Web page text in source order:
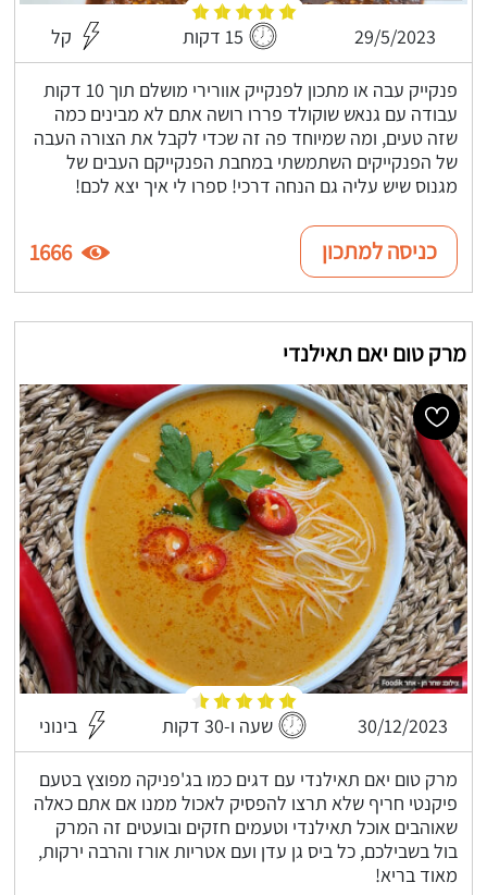
29/5/2023 15 דקות קל
פנקייק עבה או מתכון לפנקייק אוורירי מושלם תוך 10 דקות
עבודה עם גנאש שוקולד פררו רושה אתם לא מבינים כמה
שזה טעים, ומה שמיוחד פה זה שכדי לקבל את הצורה העבה
של הפנקייקים השתמשתי במחבת הפנקייקם העבים של
מגנוס שיש עליה גם הנחה דרכי! ספרו לי איך יצא לכם!
כניסה למתכון 1666
מרק טום יאם תאילנדי
30/12/2023 שעה ו-30 דקות בינוני
מרק טום יאם תאילנדי עם דגים כמו בג'פניקה מפוצץ בטעם
פיקנטי חריף שלא תרצו להפסיק לאכול ממנו אם אתם כאלה
שאוהבים אוכל תאילנדי וטעמים חזקים ובועטים זה המרק
בול בשבילכם, כל ביס גן עדן ועם אטריות אורז והרבה ירקות,
מאוד בריא!